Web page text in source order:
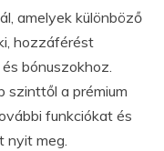
amelyek különböző
hozzáférést
bónuszokhoz.
szinttől a prémium
funkciókat és
nyit meg.